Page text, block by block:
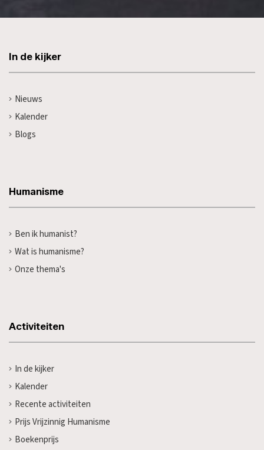
In de kijker
Nieuws
Kalender
Blogs
Humanisme
Ben ik humanist?
Wat is humanisme?
Onze thema's
Activiteiten
In de kijker
Kalender
Recente activiteiten
Prijs Vrijzinnig Humanisme
Boekenprijs